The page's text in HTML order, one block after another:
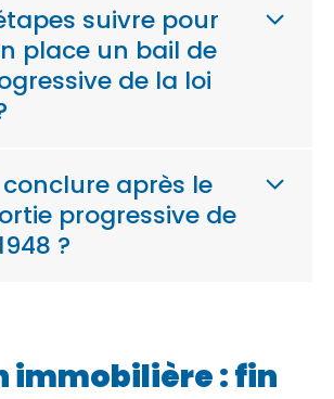
suivre pour
place un bail de
de la loi
après le
progressive de
?
immobilière : fin